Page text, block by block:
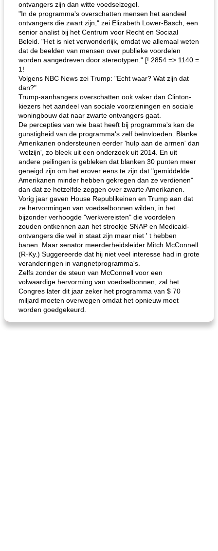
ontvangers zijn dan witte voedselzegel.
"In de programma's overschatten mensen het aandeel
ontvangers die zwart zijn," zei Elizabeth Lower-Basch, een
senior analist bij het Centrum voor Recht en Sociaal
Beleid. "Het is niet verwonderlijk, omdat we allemaal weten
dat de beelden van mensen over publieke voordelen
worden aangedreven door stereotypen." [! 2854 => 1140 =
1!
Volgens NBC News zei Trump: "Echt waar? Wat zijn dat
dan?"
Trump-aanhangers overschatten ook vaker dan Clinton-
kiezers het aandeel van sociale voorzieningen en sociale
woningbouw dat naar zwarte ontvangers gaat.
De percepties van wie baat heeft bij programma's kan de
gunstigheid van de programma's zelf beïnvloeden. Blanke
Amerikanen ondersteunen eerder 'hulp aan de armen' dan
'welzijn', zo bleek uit een onderzoek uit 2014. En uit
andere peilingen is gebleken dat blanken 30 punten meer
geneigd zijn om het erover eens te zijn dat "gemiddelde
Amerikanen minder hebben gekregen dan ze verdienen"
dan dat ze hetzelfde zeggen over zwarte Amerikanen.
Vorig jaar gaven House Republikeinen en Trump aan dat
ze hervormingen van voedselbonnen wilden, in het
bijzonder verhoogde "werkvereisten" die voordelen
zouden ontkennen aan het strookje SNAP en Medicaid-
ontvangers die wel in staat zijn maar niet ' t hebben
banen. Maar senator meerderheidsleider Mitch McConnell
(R-Ky.) Suggereerde dat hij niet veel interesse had in grote
veranderingen in vangnetprogramma's.
Zelfs zonder de steun van McConnell voor een
volwaardige hervorming van voedselbonnen, zal het
Congres later dit jaar zeker het programma van $ 70
miljard moeten overwegen omdat het opnieuw moet
worden goedgekeurd.